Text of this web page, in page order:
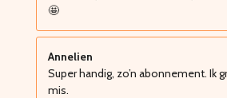
🤩
Annelien
Super handig, zo’n abonnement. Ik
mis.